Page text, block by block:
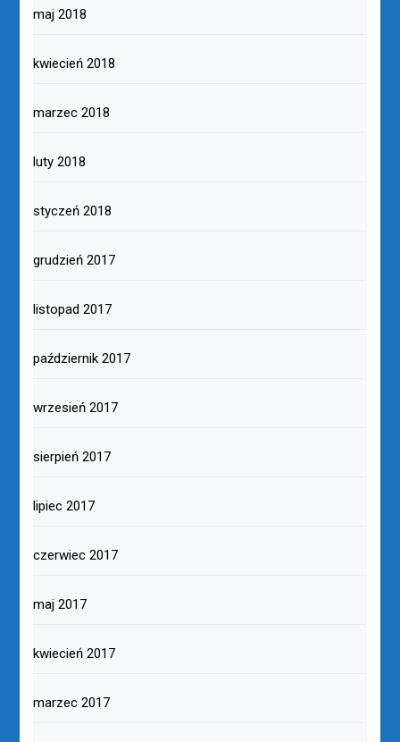
maj 2018
kwiecień 2018
marzec 2018
luty 2018
styczeń 2018
grudzień 2017
listopad 2017
październik 2017
wrzesień 2017
sierpień 2017
lipiec 2017
czerwiec 2017
maj 2017
kwiecień 2017
marzec 2017